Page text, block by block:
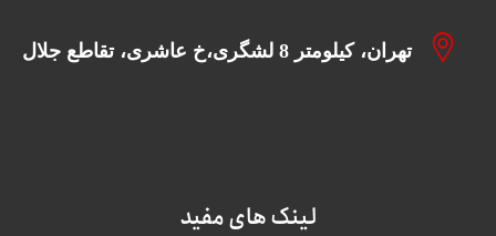
تهران، کیلومتر 8 لشگری،خ عاشری، تقاطع جلال
لینک های مفید